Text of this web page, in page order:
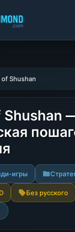
Shushan
Shushan
игры
Без русского